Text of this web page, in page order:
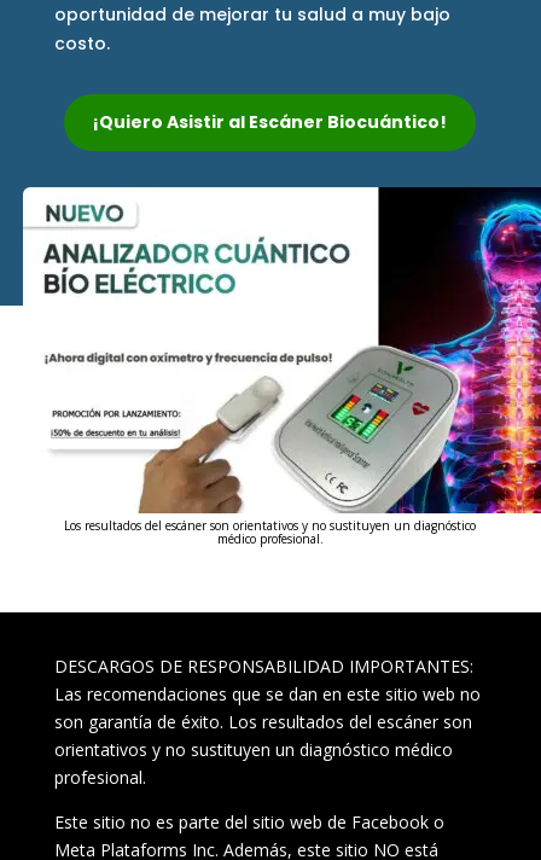
oportunidad de mejorar tu salud a muy bajo
costo.
¡Quiero Asistir al Escáner Biocuántico!
Los resultados del escáner son orientativos y no sustituyen un diagnóstico
médico profesional.
DESCARGOS DE RESPONSABILIDAD IMPORTANTES:
Las recomendaciones que se dan en este sitio web no
son garantía de éxito. Los resultados del escáner son
orientativos y no sustituyen un diagnóstico médico
profesional.
Este sitio no es parte del sitio web de Facebook o
Meta Plataforms Inc. Además, este sitio NO está